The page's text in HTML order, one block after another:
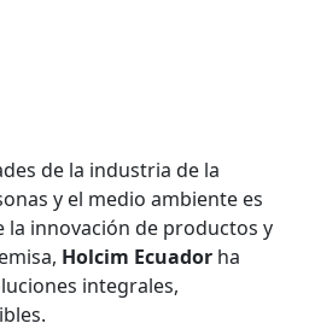
de la industria de la
y el medio ambiente es
la innovación de productos y
Holcim Ecuador ha
integrales,